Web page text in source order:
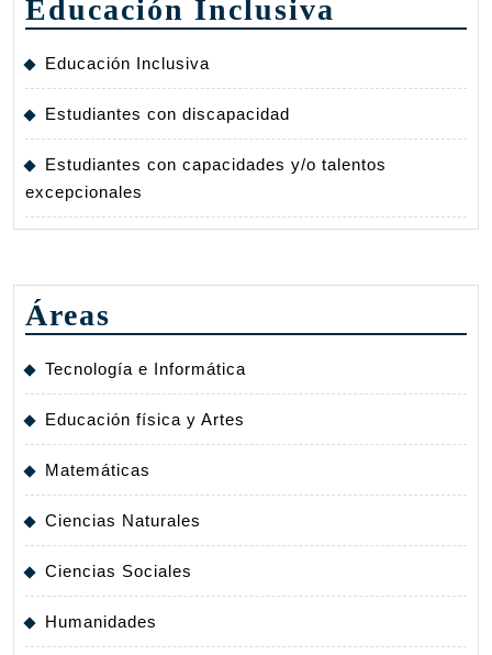
Educación Inclusiva
Educación Inclusiva
Estudiantes con discapacidad
Estudiantes con capacidades y/o talentos
excepcionales
Áreas
Tecnología e Informática
Educación física y Artes
Matemáticas
Ciencias Naturales
Ciencias Sociales
Humanidades